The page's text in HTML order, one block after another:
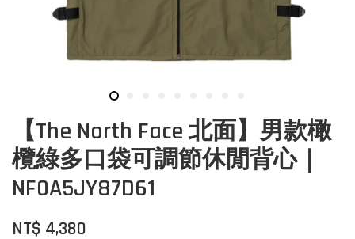
【The North Face 北面】男款橄
欖綠多口袋可調節休閒背心｜
NF0A5JY87D61
NT$ 4,380